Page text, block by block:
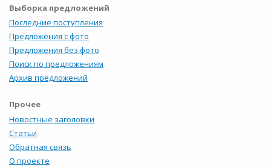
Выборка предложений
Последние поступления
Предложения с фото
Предложения без фото
Поиск по предложениям
Архив предложений
Прочее
Новостные заголовки
Статьи
Обратная связь
О проекте